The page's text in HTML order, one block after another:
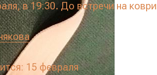
в 19:30. До встречи на
15 февраля